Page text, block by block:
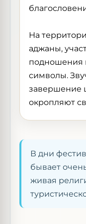
На
аджаны,
подношения
символы.
завершение
окропляют
В дни
бывает
живая